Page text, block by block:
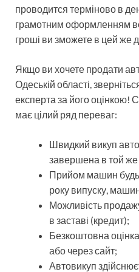
проводится терміново в
грамотним оформленням
гроші ви зможете в цей же
Якщо ви хочете продати
Одеській області,
експерта за його оцінкою!
має цілий ряд переваг:
Швидкий викуп
завершена в той же
Прийом машин
року випуску,
Можливість
в заставі (кредит);
Безкоштовна
або через сайт;
Автовикуп